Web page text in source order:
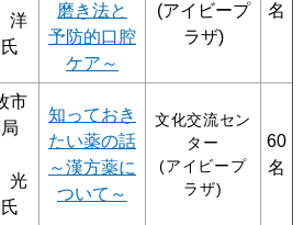
洋
磨き法と
予防的口腔
ケア～
(アイビープ
ラザ)
名
市
光
知っておき
たい薬の話
～漢方薬に
ついて～
文化交流セン
ター
(アイビープ
ラザ)
60
名